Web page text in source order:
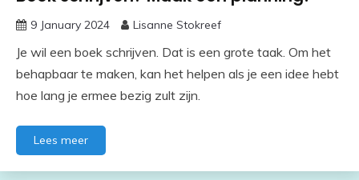
9 January 2024 Lisanne Stokreef
Je wil een boek schrijven. Dat is een grote taak. Om het
behapbaar te maken, kan het helpen als je een idee hebt
hoe lang je ermee bezig zult zijn.
Lees meer